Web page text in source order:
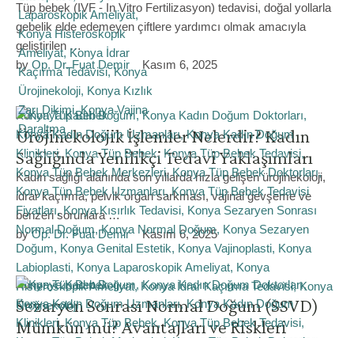
Tüp bebek (IVF - In Vitro Fertilizasyon) tedavisi, doğal yollarla
gebelik elde edemeyen çiftlere yardımcı olmak amacıyla
geliştirilen …
by Op. Dr. Fuat Demir Kasım 6, 2025
Konya Tüp Bebek
Ürojinekolojik İşlemler Nelerdir? Kadın
Sağlığında Yenilikçi Tedavi Yaklaşımları
Kadın sağlığı alanında son yıllarda hızla gelişen ürojinekoloji,
idrar kaçırma, pelvik organ sarkması, vajinal gevşeme ve
benzeri sorunlara …
by Op. Dr. Fuat Demir Kasım 6, 2025
Konya Tüp Bebek
Sezaryen Sonrası Normal Doğum (SSVD)
Mümkün mü? Avantajları ve Riskleri